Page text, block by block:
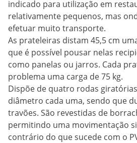
indicado para utilização em
relativamente pequenos, mas
efetuar muito transporte.
As prateleiras distam 45,5 cm
que é possível pousar nelas
como panelas ou jarros. Cada
problema uma carga de 75 kg.
Dispõe de quatro rodas
diâmetro cada uma, sendo que
travões. São revestidas de
permitindo uma movimentação
contrário do que sucede com o